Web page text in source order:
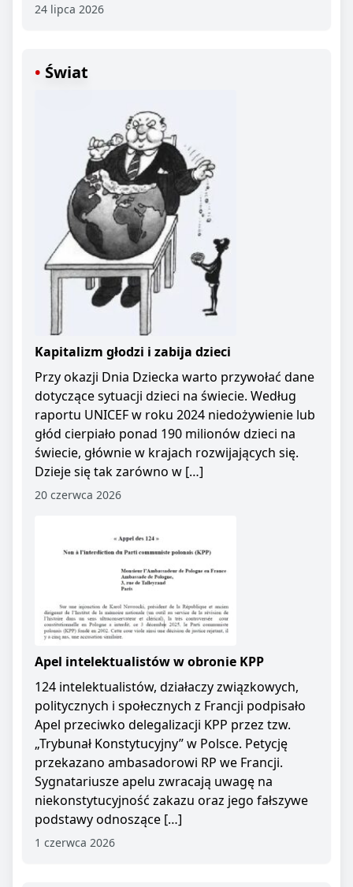
24 lipca 2026
Świat
Kapitalizm głodzi i zabija dzieci
Przy okazji Dnia Dziecka warto przywołać dane
dotyczące sytuacji dzieci na świecie. Według
raportu UNICEF w roku 2024 niedożywienie lub
głód cierpiało ponad 190 milionów dzieci na
świecie, głównie w krajach rozwijających się.
Dzieje się tak zarówno w […]
20 czerwca 2026
Apel intelektualistów w obronie KPP
124 intelektualistów, działaczy związkowych,
politycznych i społecznych z Francji podpisało
Apel przeciwko delegalizacji KPP przez tzw.
„Trybunał Konstytucyjny” w Polsce. Petycję
przekazano ambasadorowi RP we Francji.
Sygnatariusze apelu zwracają uwagę na
niekonstytucyjność zakazu oraz jego fałszywe
podstawy odnoszące […]
1 czerwca 2026